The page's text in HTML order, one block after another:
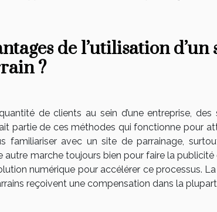
de l’utilisation d’un
?
de clients au sein d’une entreprise,
partie de ces méthodes qui fonctionne pour
avec un site de parrainage,
marche toujours bien pour faire la publicité
numérique pour accélérer ce processus.
reçoivent une compensation dans la